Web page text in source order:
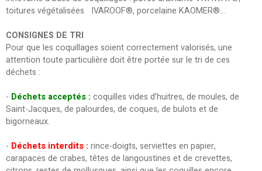
toitures végétalisées IVAROOF®, porcelaine KAOMER®…
CONSIGNES DE TRI
Pour que les coquillages soient correctement valorisés, une
attention toute particulière doit être portée sur le tri de ces
déchets :
- Déchets acceptés : coquilles vides d’huitres, de moules, de
Saint-Jacques, de palourdes, de coques, de bulots et de
bigorneaux.
- Déchets interdits : rince-doigts, serviettes en papier,
carapaces de crabes, têtes de langoustines et de crevettes,